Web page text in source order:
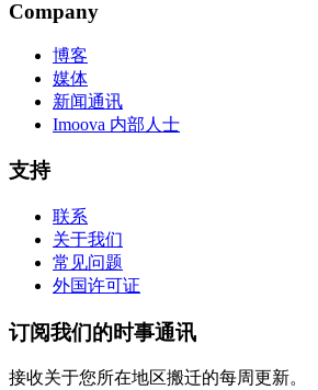
Company
博客
媒体
新闻通讯
Imoova 内部人士
支持
联系
关于我们
常见问题
外国许可证
订阅我们的时事通讯
接收关于您所在地区搬迁的每周更新。